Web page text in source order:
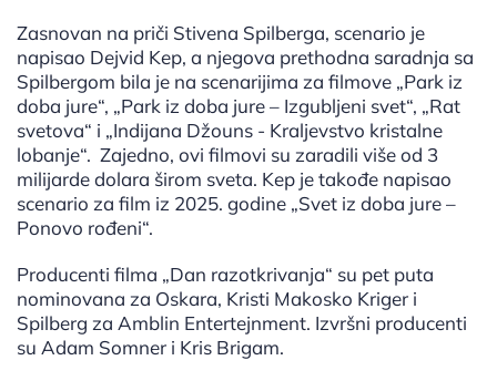
Zasnovan na priči Stivena Spilberga, scenario je
napisao Dejvid Kep, a njegova prethodna saradnja sa
Spilbergom bila je na scenarijima za filmove „Park iz
doba jure“, „Park iz doba jure – Izgubljeni svet“, „Rat
svetova“ i „Indijana Džouns - Kraljevstvo kristalne
lobanje“. Zajedno, ovi filmovi su zaradili više od 3
milijarde dolara širom sveta. Kep je takođe napisao
scenario za film iz 2025. godine „Svet iz doba jure –
Ponovo rođeni“.
Producenti filma „Dan razotkrivanja“ su pet puta
nominovana za Oskara, Kristi Makosko Kriger i
Spilberg za Amblin Entertejnment. Izvršni producenti
su Adam Somner i Kris Brigam.